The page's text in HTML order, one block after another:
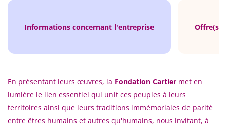
Informations concernant l'entreprise Offre(s)
En présentant leurs œuvres, la Fondation Cartier met en
lumière le lien essentiel qui unit ces peuples à leurs
territoires ainsi que leurs traditions immémoriales de parité
entre êtres humains et autres qu'humains, nous invitant, à